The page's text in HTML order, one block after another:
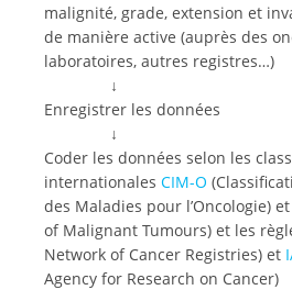
malignité, grade, extension et
de manière active (auprès des
laboratoires, autres registres…)
↓
Enregistrer les données
↓
Coder les données selon les
internationales CIM-O
des Maladies pour l’Oncologie) et
of Malignant Tumours) et les
Network of Cancer Registries) et
Agency for Research on Cancer)